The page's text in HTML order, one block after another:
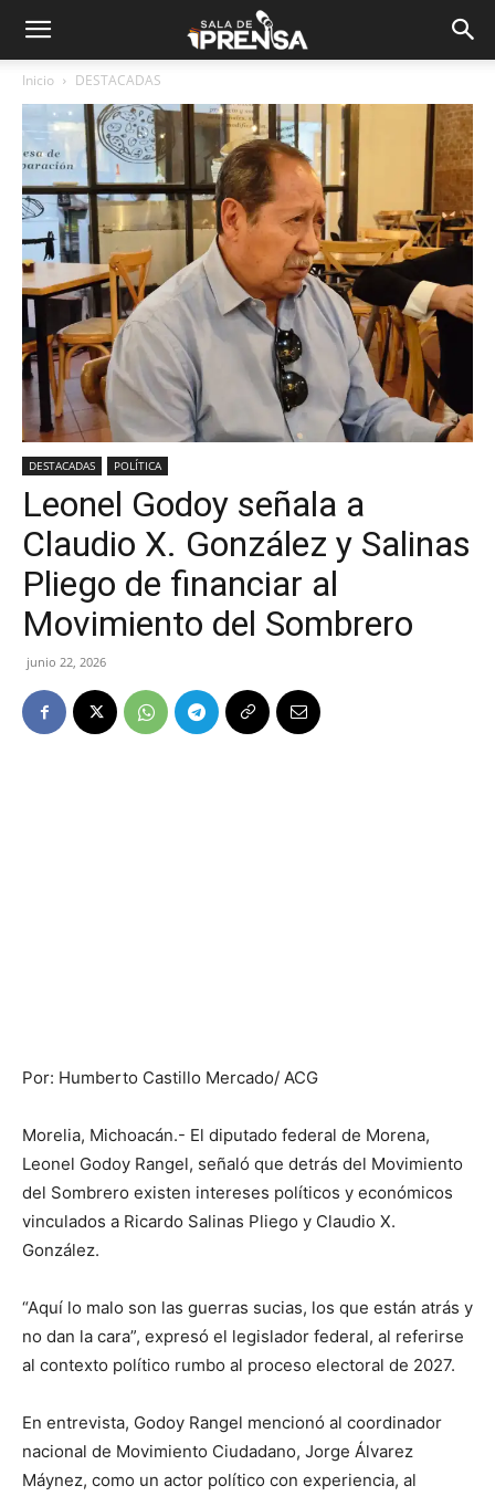
Inicio DESTACADAS
DESTACADAS POLÍTICA
Leonel Godoy señala a
Claudio X. González y Salinas
Pliego de financiar al
Movimiento del Sombrero
junio 22, 2026
Por: Humberto Castillo Mercado/ ACG
Morelia, Michoacán.- El diputado federal de Morena,
Leonel Godoy Rangel, señaló que detrás del Movimiento
del Sombrero existen intereses políticos y económicos
vinculados a Ricardo Salinas Pliego y Claudio X.
González.
“Aquí lo malo son las guerras sucias, los que están atrás y
no dan la cara”, expresó el legislador federal, al referirse
al contexto político rumbo al proceso electoral de 2027.
En entrevista, Godoy Rangel mencionó al coordinador
nacional de Movimiento Ciudadano, Jorge Álvarez
Máynez, como un actor político con experiencia, al